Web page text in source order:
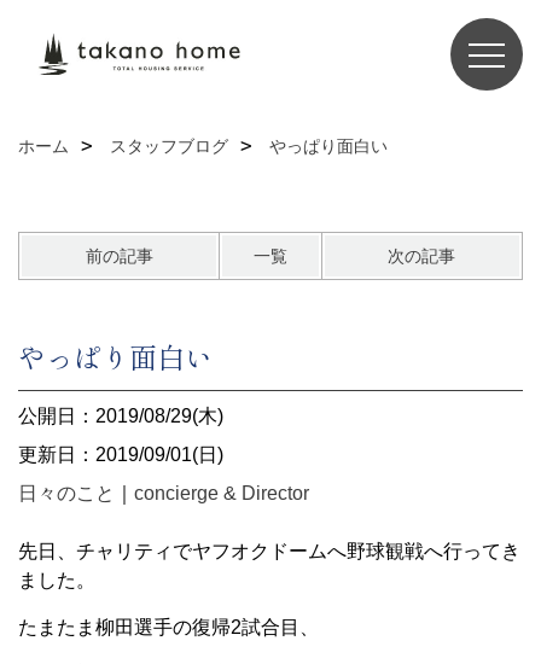
ホーム スタッフブログ やっぱり面白い
前の記事 一覧 次の記事
やっぱり面白い
公開日：2019/08/29(木)
更新日：2019/09/01(日)
日々のこと
concierge & Director
先日、チャリティでヤフオクドームへ野球観戦へ行ってき
ました。
たまたま柳田選手の復帰2試合目、